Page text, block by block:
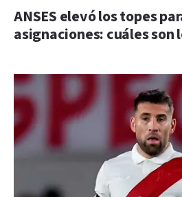
ANSES elevó los topes
asignaciones: cuáles son